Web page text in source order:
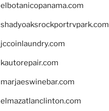
elbotanicopanama.com
shadyoaksrockportrvpark.com
jccoinlaundry.com
kautorepair.com
marjaeswinebar.com
elmazatlanclinton.com